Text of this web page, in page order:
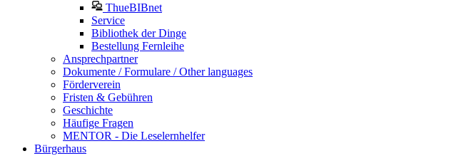
ThueBIBnet
Service
Bibliothek der Dinge
Bestellung Fernleihe
Ansprechpartner
Dokumente / Formulare / Other languages
Förderverein
Fristen & Gebühren
Geschichte
Häufige Fragen
MENTOR - Die Leselernhelfer
Bürgerhaus